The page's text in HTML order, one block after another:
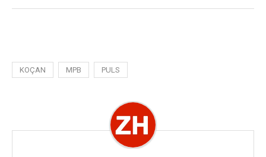
KOÇAN MPB PULS